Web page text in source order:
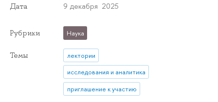
Дата 9 декабря 2025
Рубрики Наука
Темы
лектории
исследования и аналитика
приглашение к участию